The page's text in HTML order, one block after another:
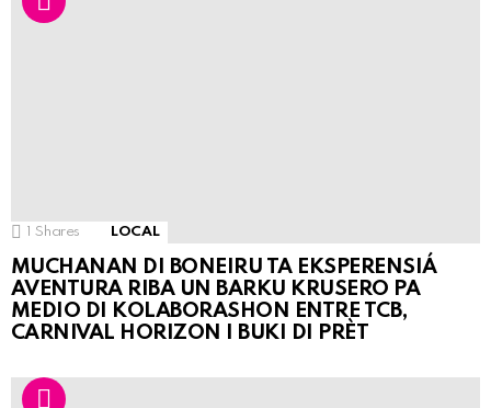
1 Shares LOCAL
MUCHANAN DI BONEIRU TA EKSPERENSIÁ
AVENTURA RIBA UN BARKU KRUSERO PA
MEDIO DI KOLABORASHON ENTRE TCB,
CARNIVAL HORIZON I BUKI DI PRÈT